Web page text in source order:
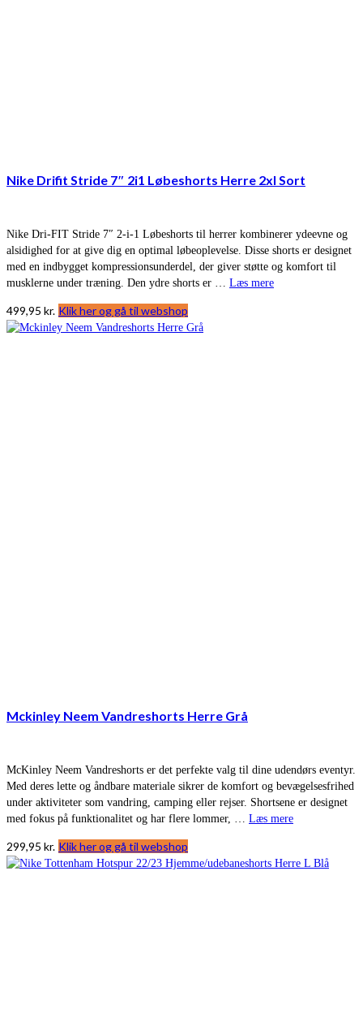
Nike Drifit Stride 7″ 2i1 Løbeshorts Herre 2xl Sort
Nike Dri-FIT Stride 7″ 2-i-1 Løbeshorts til herrer kombinerer ydeevne og
alsidighed for at give dig en optimal løbeoplevelse. Disse shorts er designet
med en indbygget kompressionsunderdel, der giver støtte og komfort til
musklerne under træning. Den ydre shorts er … Læs mere
499,95 kr. Klik her og gå til webshop
Mckinley Neem Vandreshorts Herre Grå
McKinley Neem Vandreshorts er det perfekte valg til dine udendørs eventyr.
Med deres lette og åndbare materiale sikrer de komfort og bevægelsesfrihed
under aktiviteter som vandring, camping eller rejser. Shortsene er designet
med fokus på funktionalitet og har flere lommer, … Læs mere
299,95 kr. Klik her og gå til webshop